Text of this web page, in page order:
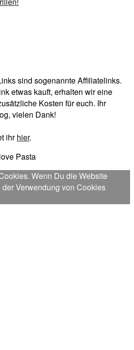
sind sogenannte Affiliatelinks.
etwas kauft, erhalten wir eine
Kosten für euch. Ihr
vielen Dank!
ihrhier.
Pasta
Wenn Du die Website
Verwendung von Cookies